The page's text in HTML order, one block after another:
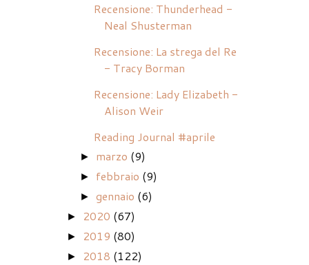
Recensione: Thunderhead -
Neal Shusterman
Recensione: La strega del Re
- Tracy Borman
Recensione: Lady Elizabeth -
Alison Weir
Reading Journal #aprile
► marzo (9)
► febbraio (9)
►gennaio (6)
► 2020 (67)
► 2019 (80)
► 2018 (122)